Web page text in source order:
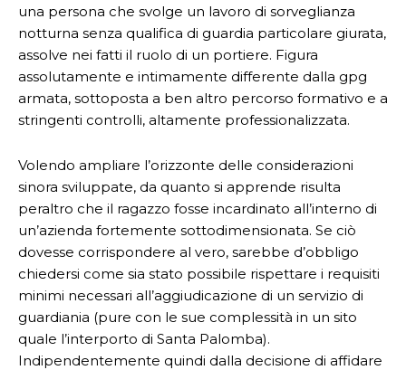
una persona che svolge un lavoro di sorveglianza
notturna senza qualifica di guardia particolare giurata,
assolve nei fatti il ruolo di un portiere. Figura
assolutamente e intimamente differente dalla gpg
armata, sottoposta a ben altro percorso formativo e a
stringenti controlli, altamente professionalizzata.
Volendo ampliare l’orizzonte delle considerazioni
sinora sviluppate, da quanto si apprende risulta
peraltro che il ragazzo fosse incardinato all’interno di
un’azienda fortemente sottodimensionata. Se ciò
dovesse corrispondere al vero, sarebbe d’obbligo
chiedersi come sia stato possibile rispettare i requisiti
minimi necessari all’aggiudicazione di un servizio di
guardiania (pure con le sue complessità in un sito
quale l’interporto di Santa Palomba).
Indipendentemente quindi dalla decisione di affidare